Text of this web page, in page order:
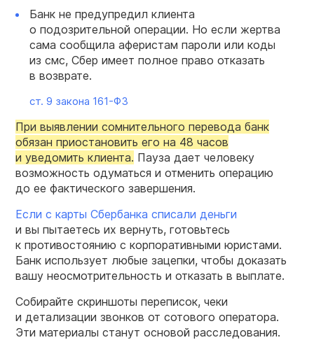
Банк не предупредил клиента
о подозрительной операции. Но если жертва
сама сообщила аферистам пароли или коды
из смс, Сбер имеет полное право отказать
в возврате.
ст. 9 закона 161-ФЗ
При выявлении сомнительного перевода банк
обязан приостановить его на 48 часов
и уведомить клиента. Пауза дает человеку
возможность одуматься и отменить операцию
до ее фактического завершения.
Если с карты Сбербанка списали деньги
и вы пытаетесь их вернуть, готовьтесь
к противостоянию с корпоративными юристами.
Банк использует любые зацепки, чтобы доказать
вашу неосмотрительность и отказать в выплате.
Собирайте скриншоты переписок, чеки
и детализации звонков от сотового оператора.
Эти материалы станут основой расследования.